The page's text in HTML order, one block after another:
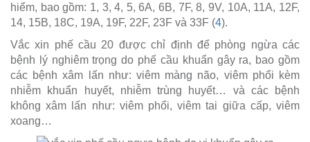
hiểm, bao gồm: 1, 3, 4, 5, 6A, 6B, 7F, 8, 9V, 10A, 11A, 12F,
14, 15B, 18C, 19A, 19F, 22F, 23F và 33F (4).
Vắc xin phế cầu 20 được chỉ định để phòng ngừa các
bệnh lý nghiêm trọng do phế cầu khuẩn gây ra, bao gồm
các bệnh xâm lấn như: viêm màng não, viêm phổi kèm
nhiễm khuẩn huyết, nhiễm trùng huyết… và các bệnh
không xâm lấn như: viêm phổi, viêm tai giữa cấp, viêm
xoang…